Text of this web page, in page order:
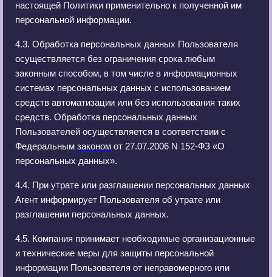
настоящей Политики применительно к полученной им
персональной информации.
4.3. Обработка персональных данных Пользователя
осуществляется без ограничения срока любым
законным способом, в том числе в информационных
системах персональных данных с использованием
средств автоматизации или без использования таких
средств. Обработка персональных данных
Пользователей осуществляется в соответствии с
Федеральным законом от 27.07.2006 N 152-ФЗ «О
персональных данных».
4.4. При утрате или разглашении персональных данных
Агент информирует Пользователя об утрате или
разглашении персональных данных.
4.5. Компания принимает необходимые организационные
и технические меры для защиты персональной
информации Пользователя от неправомерного или